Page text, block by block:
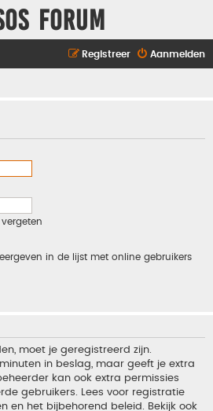
Forum
Aanmelden
Registreer
in de lijst met online gebruikers
moet je geregistreerd zijn.
in beslag, maar geeft je extra
kan ook extra permissies
gebruikers. Lees voor registratie
en het bijbehorend beleid. Bekijk ook